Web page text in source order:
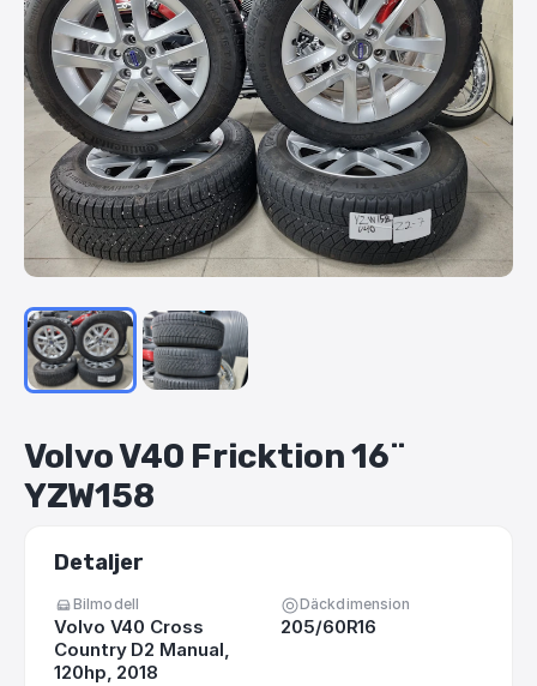
VolvoV40 Fricktion16¨
YZW158
Detaljer
Bilmodell
Volvo V40 Cross
Country D2 Manual,
120hp, 2018
Däckdimension
205/60R16